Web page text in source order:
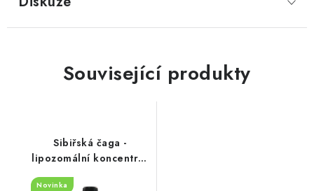
Související produkty
Sibiřská čaga -
lipozomální koncentrát
Novinka